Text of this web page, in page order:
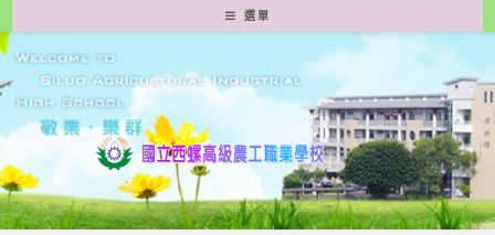
轉
至
要
容
選單